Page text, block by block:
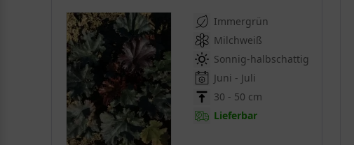
Immergrün
Milchweiß
Sonnig-halbschattig
Juni - Juli
30 - 50 cm
Lieferbar